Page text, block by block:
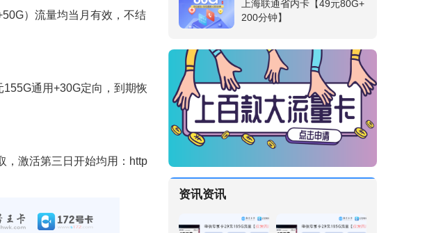
）流量均当月有效，不结
通用+30G定向，到期恢
，激活第三日开始均用： http
上海联通省内卡【49元80G+
200分钟】
资讯资讯